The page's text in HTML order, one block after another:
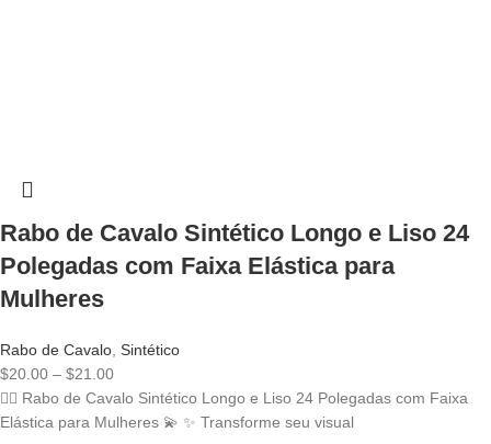
Rabo de Cavalo Sintético Longo e Liso 24
Polegadas com Faixa Elástica para
Mulheres
Rabo de Cavalo, Sintético
$20.00 – $21.00Price
range:
$20.00
💁‍♀️ Rabo de Cavalo Sintético Longo e Liso 24 Polegadas com Faixa
Elástica para Mulheres 💫 ✨ Transforme seu visual